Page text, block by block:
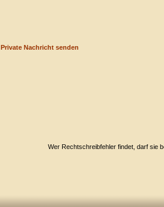
Private Nachricht senden
Wer Rechtschreibfehler findet, darf sie